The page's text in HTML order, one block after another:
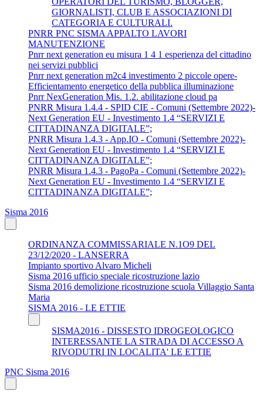
GIORNALISTI, CLUB E ASSOCIAZIONI DI
CATEGORIA E CULTURALI.
PNRR PNC SISMA APPALTO LAVORI
MANUTENZIONE
Pnrr next generation eu misura 1 4 1 esperienza del cittadino
nei servizi pubblici
Pnrr next generation m2c4 investimento 2 piccole opere-
Efficientamento energetico della pubblica illuminazione
Pnrr NexGeneration Mis. 1.2. abilitazione cloud pa
PNRR Misura 1.4.4 - SPID CIE - Comuni (Settembre 2022)-
Next Generation EU - Investimento 1.4 “SERVIZI E
CITTADINANZA DIGITALE”;
PNRR Misura 1.4.3 - App.IO - Comuni (Settembre 2022)-
Next Generation EU - Investimento 1.4 “SERVIZI E
CITTADINANZA DIGITALE”;
PNRR Misura 1.4.3 - PagoPa - Comuni (Settembre 2022)-
Next Generation EU - Investimento 1.4 “SERVIZI E
CITTADINANZA DIGITALE”;
Sisma 2016
ORDINANZA COMMISSARIALE N.1O9 DEL
23/12/2020 - LANSERRA
Impianto sportivo Alvaro Micheli
Sisma 2016 ufficio speciale ricostruzione lazio
Sisma 2016 demolizione ricostruzione scuola Villaggio Santa
Maria
SISMA 2016 - LE ETTIE
SISMA2016 - DISSESTO IDROGEOLOGICO
INTERESSANTE LA STRADA DI ACCESSO A
RIVODUTRI IN LOCALITA' LE ETTIE
PNC Sisma 2016